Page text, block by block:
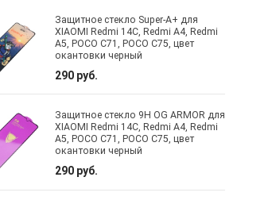
Защитное стекло Super-A+ для
XIAOMI Redmi 14C, Redmi A4, Redmi
A5, POCO C71, POCO C75, цвет
окантовки черный
290 руб.
Защитное стекло 9H OG ARMOR для
XIAOMI Redmi 14C, Redmi A4, Redmi
A5, POCO C71, POCO C75, цвет
окантовки черный
290 руб.